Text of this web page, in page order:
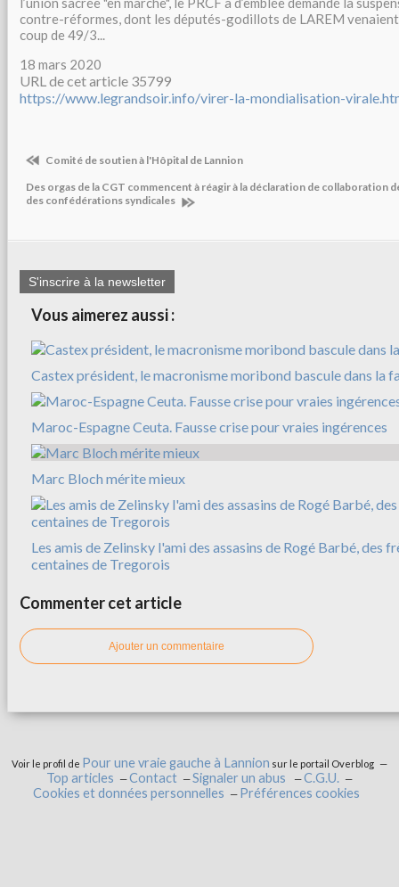
contre-réformes, dont les députés-godillots de LAREM venaient
coup de 49/3...
18 mars 2020
URL de cet article 35799
https://www.legrandsoir.info/virer-la-mondialisation-
Comité de soutien à l'Hôpital de Lannion
Des orgas de la CGT commencent à réagir à la déclaration de collaboration
des confédérations syndicales
S'inscrire à la newsletter
Vous aimerez aussi :
Castex président, le macronisme moribond bascule dans la
Maroc-Espagne Ceuta. Fausse crise pour vraies ingérences
Marc Bloch mérite mieux
Les amis de Zelinsky l'ami des assasins de Rogé Barbé, des
centaines de Tregorois
Commenter cet article
Ajouter un commentaire
Voir le profil de Pour une vraie gauche à Lannion sur le portail Overblog
Top articles Contact Signaler un abus
C.G.U.
Cookies et données personnelles
Préférences cookies